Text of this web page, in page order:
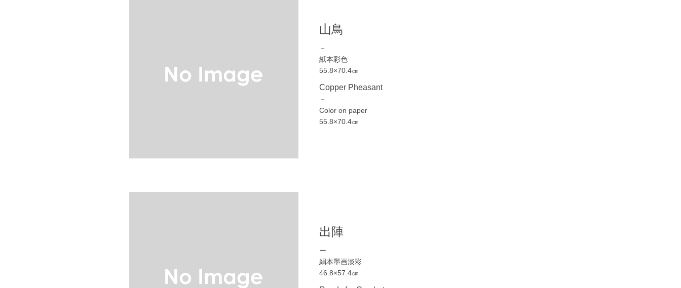
山鳥
－
紙本彩色
55.8×70.4㎝
Copper Pheasant
－
Color on paper
55.8×70.4㎝
出陣
ー
絹本墨画淡彩
46.8×57.4㎝